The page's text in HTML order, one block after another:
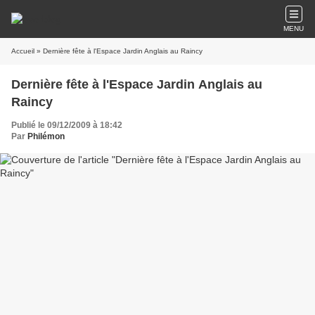
MENU
Accueil » Dernière fête à l'Espace Jardin Anglais au Raincy
Dernière fête à l'Espace Jardin Anglais au
Raincy
Publié le 09/12/2009 à 18:42
Par Philémon